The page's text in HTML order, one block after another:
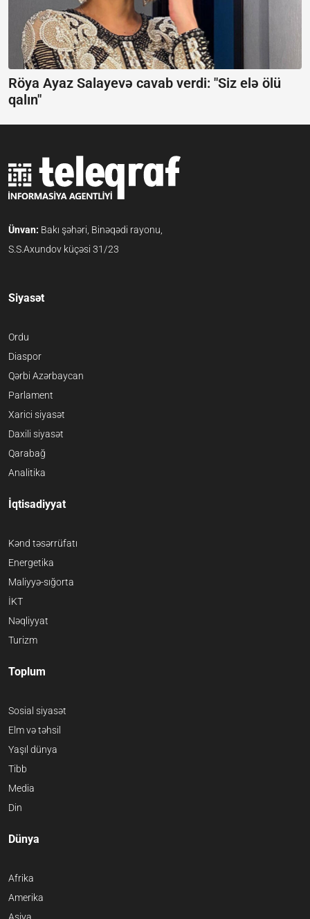
Röya Ayaz Salayevə cavab verdi: "Siz elə ölü
qalın"
Ünvan: Bakı şəhəri, Binəqədi rayonu,
S.S.Axundov küçəsi 31/23
Siyasət
Ordu
Diaspor
Qərbi Azərbaycan
Parlament
Xarici siyasət
Daxili siyasət
Qarabağ
Analitika
İqtisadiyyat
Kənd təsərrüfatı
Energetika
Maliyyə-sığorta
İKT
Nəqliyyat
Turizm
Toplum
Sosial siyasət
Elm və təhsil
Yaşıl dünya
Tibb
Media
Din
Dünya
Afrika
Amerika